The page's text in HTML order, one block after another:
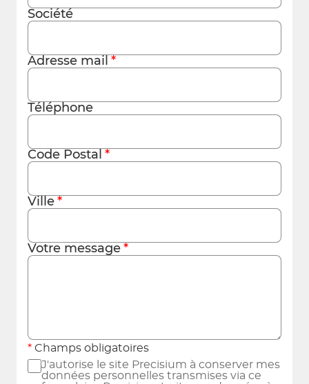
Société
Adresse mail
Téléphone
Code Postal
Ville
Votre message
Champs obligatoires
J'autorise le site Precisium à conserver mes
données personnelles transmises via ce